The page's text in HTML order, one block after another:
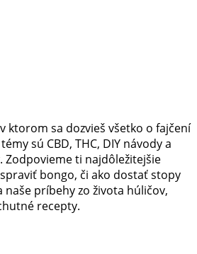
ktorom sa dozvieš všetko o fajčení
sú CBD, THC, DIY návody a
Zodpovieme ti najdôležitejšie
bongo, či ako dostať stopy
naše príbehy zo života húličov,
recepty.